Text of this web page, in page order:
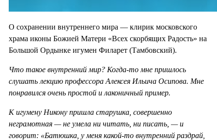
О сохранении внутреннего мира — клирик московского
храма иконы Божией Матери «Всех скорбящих Радость» на
Большой Ордынке игумен Филарет (Тамбовский).
Что такое внутренний мир? Когда-то мне пришлось
слушать лекцию профессора Алексея Ильича Осипова. Мне
понравился очень простой и лаконичный пример.
К игумену Никону пришла старушка, совершенно
неграмотная — не умела ни читать, ни писать, — и
говорит: «Батюшка, у меня какой-то внутренний раздрай,